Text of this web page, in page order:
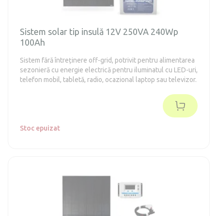
Sistem solar tip insulă 12V 250VA 240Wp
100Ah
Sistem fără întreținere off-grid, potrivit pentru alimentarea
sezonieră cu energie electrică pentru iluminatul cu LED-uri,
telefon mobil, tabletă, radio, ocazional laptop sau televizor.
Stoc epuizat